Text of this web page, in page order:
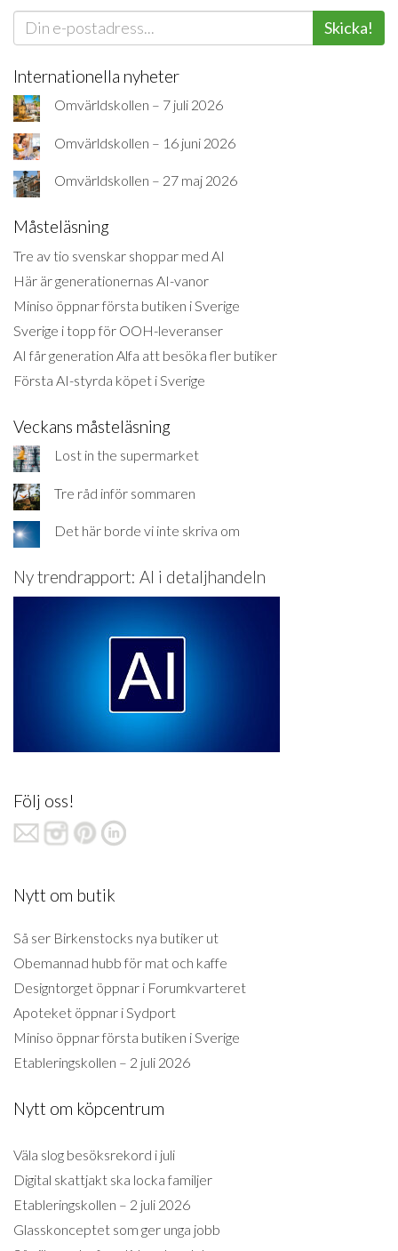
Skicka!
Internationella nyheter
Omvärldskollen – 7 juli 2026
Omvärldskollen – 16 juni 2026
Omvärldskollen – 27 maj 2026
Måsteläsning
Tre av tio svenskar shoppar med AI
Här är generationernas AI-vanor
Miniso öppnar första butiken i Sverige
Sverige i topp för OOH-leveranser
AI får generation Alfa att besöka fler butiker
Första AI-styrda köpet i Sverige
Veckans måsteläsning
Lost in the supermarket
Tre råd inför sommaren
Det här borde vi inte skriva om
Ny trendrapport: AI i detaljhandeln
Följ oss!
Nytt om butik
Så ser Birkenstocks nya butiker ut
Obemannad hubb för mat och kaffe
Designtorget öppnar i Forumkvarteret
Apoteket öppnar i Sydport
Miniso öppnar första butiken i Sverige
Etableringskollen – 2 juli 2026
Nytt om köpcentrum
Väla slog besöksrekord i juli
Digital skattjakt ska locka familjer
Etableringskollen – 2 juli 2026
Glasskonceptet som ger unga jobb